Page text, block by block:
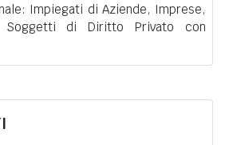
Impiegati di Aziende, Imprese,
Soggetti di Diritto Privato con